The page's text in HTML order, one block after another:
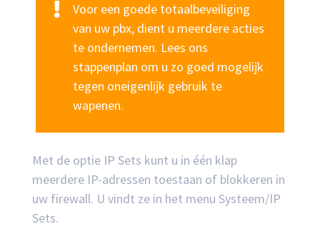
Voor een goede totaalbeveiliging
van uw pbx, dient u meerdere acties
te ondernemen. Lees ons
stappenplan om u zo goed mogelijk
tegen oneigenlijk gebruik te
wapenen.
Met de optie IP Sets kunt u in één klap
meerdere IP-adressen toestaan of blokkeren in
uw firewall. U vindt ze in het menu Systeem/IP
Sets.